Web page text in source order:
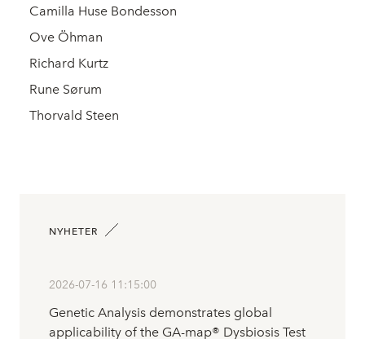
Camilla Huse Bondesson
Ove Öhman
Richard Kurtz
Rune Sørum
Thorvald Steen
NYHETER
2026-07-16 11:15:00
Genetic Analysis demonstrates global
applicability of the GA-map® Dysbiosis Test